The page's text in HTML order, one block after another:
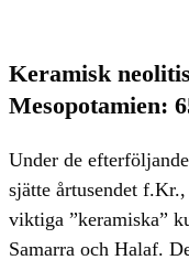
Keramisk
Mesopotamien:
Under de
sjätte årtusendet
viktiga ”keramiska”
Samarra och Halaf.